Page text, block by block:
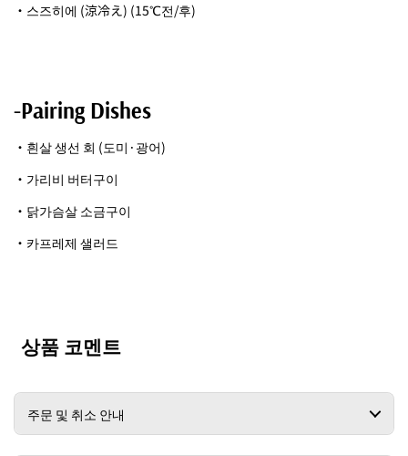
・스즈히에 (涼冷え) (15℃전/후)
-Pairing Dishes
・흰살 생선 회 (도미·광어)
・가리비 버터구이
・닭가슴살 소금구이
・카프레제 샐러드
상품 코멘트
주문 및 취소 안내